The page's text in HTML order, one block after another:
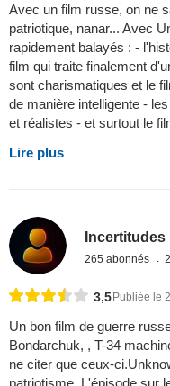
Avec un film russe, on ne
patriotique, nanar... Avec
rapidement balayés : -
film qui traite finalement
sont charismatiques et le
de manière intelligente -
et réalistes - et surtout le
Lire plus
Incertitudes
265 abonnés
3,5Publiée le
Un bon film de guerre
Bondarchuk, , T-34
ne citer que ceux-
patriotisme. L'épisode sur